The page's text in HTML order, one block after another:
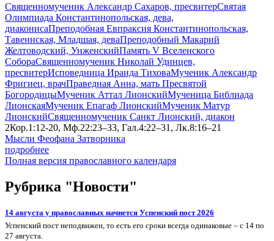
Священномученик Александр Сахаров, пресвитерСвятая
Олимпиада Константинопольская, дева,
диаконисаПреподобная Евпраксия Константинопольская,
Тавеннская, Младшая, деваПреподобный Макарий
Желтоводский, УнженскийПамять V Вселенского
СобораСвященномученик Николай Удинцев,
пресвитерИсповедница Ираида ТиховаМученик Александр
Фригиец, врачПраведная Анна, мать Пресвятой
БогородицыМученик Аттал ЛионскийМученица Библиада
ЛионскаяМученик Епагаф ЛионскийМученик Матур
ЛионскийСвященномученик Санкт Лионский, диакон
2Кор.1:12-20, Мф.22:23–33, Гал.4:22–31, Лк.8:16–21
Мысли Феофана Затворника
подробнее
Полная версия православного календаря
Рубрика "Новости"
14 августа у православных начнется Успенский пост 2026
Успенский пост неподвижен, то есть его сроки всегда одинаковые – с 14 по
27 августа.